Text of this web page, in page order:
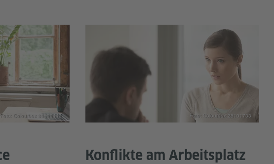
Foto: Colourbox 30599442
Konflikte am Arbeitsplatz
Foto: Colourbox 28101733